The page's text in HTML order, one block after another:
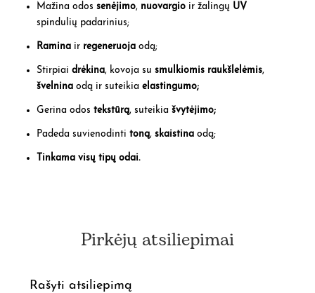
Mažina odossenėjimo, nuovargio ir žalingų UV
spindulių padarinius;
Ramina ir regeneruoja odą;
Stirpiaidrėkina, kovoja susmulkiomis raukšlelėmis,
švelnina odą ir suteikiaelastingumo;
Gerina odostekstūrą, suteikiašvytėjimo;
Padeda suvienodintitoną,skaistina odą;
Tinkama visų tipų odai.
Pirkėjų atsiliepimai
Rašyti atsiliepimą